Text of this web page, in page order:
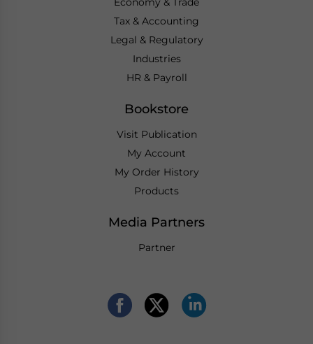
Tax & Accounting
Legal & Regulatory
Industries
HR & Payroll
Bookstore
Visit Publication
My Account
My Order History
Products
Media Partners
Partner